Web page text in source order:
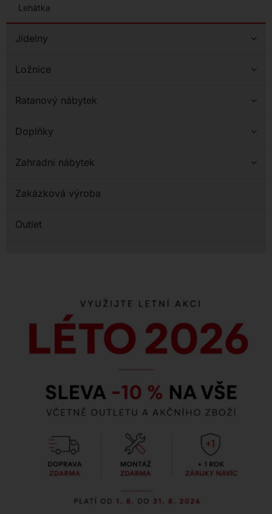
Lehátka
Jídelny
Ložnice
Ratanový nábytek
Doplňky
Zahradní nábytek
Zakázková výroba
Outlet